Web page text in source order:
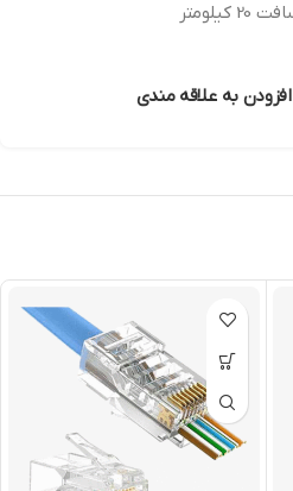
افزودن به علاقه مندی